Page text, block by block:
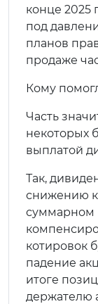
конце 2025
под
планов
продаже
Кому
Часть
некоторых
выплатой
Так,
снижению
суммарном
котировок
падение
итоге
держателю